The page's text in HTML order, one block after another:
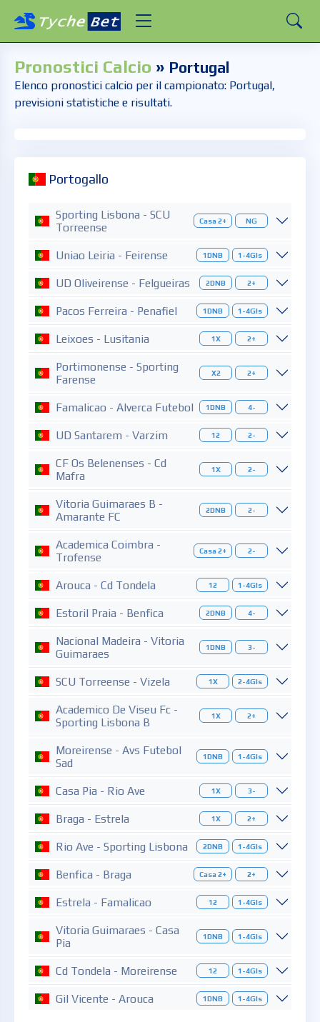
Pronostici Calcio » Portugal
Elenco pronostici calcio per il campionato: Portugal,
previsioni statistiche e risultati.
Portogallo
Sporting Lisbona - SCU
Torreense
Casa 2+ NG
Uniao Leiria - Feirense 1DNB 1-4Gls
UD Oliveirense - Felgueiras 2DNB 2+
Pacos Ferreira - Penafiel 1DNB 1-4Gls
Leixoes - Lusitania 1X 2+
Portimonense - Sporting
Farense
X2 2+
Famalicao - Alverca Futebol 1DNB 4-
UD Santarem - Varzim 12 2-
CF Os Belenenses - Cd
Mafra
1X 2-
Vitoria Guimaraes B -
Amarante FC
2DNB 2-
Academica Coimbra -
Trofense
Casa 2+ 2-
Arouca - Cd Tondela 12 1-4Gls
Estoril Praia - Benfica 2DNB 4-
Nacional Madeira - Vitoria
Guimaraes
1DNB 3-
SCU Torreense - Vizela 1X 2-4Gls
Academico De Viseu Fc -
Sporting Lisbona B
1X 2+
Moreirense - Avs Futebol
Sad
1DNB 1-4Gls
Casa Pia - Rio Ave 1X 3-
Braga - Estrela 1X 2+
Rio Ave - Sporting Lisbona 2DNB 1-4Gls
Benfica - Braga Casa 2+ 2+
Estrela - Famalicao 12 1-4Gls
Vitoria Guimaraes - Casa
Pia
1DNB 1-4Gls
Cd Tondela - Moreirense 12 1-4Gls
Gil Vicente - Arouca 1DNB 1-4Gls